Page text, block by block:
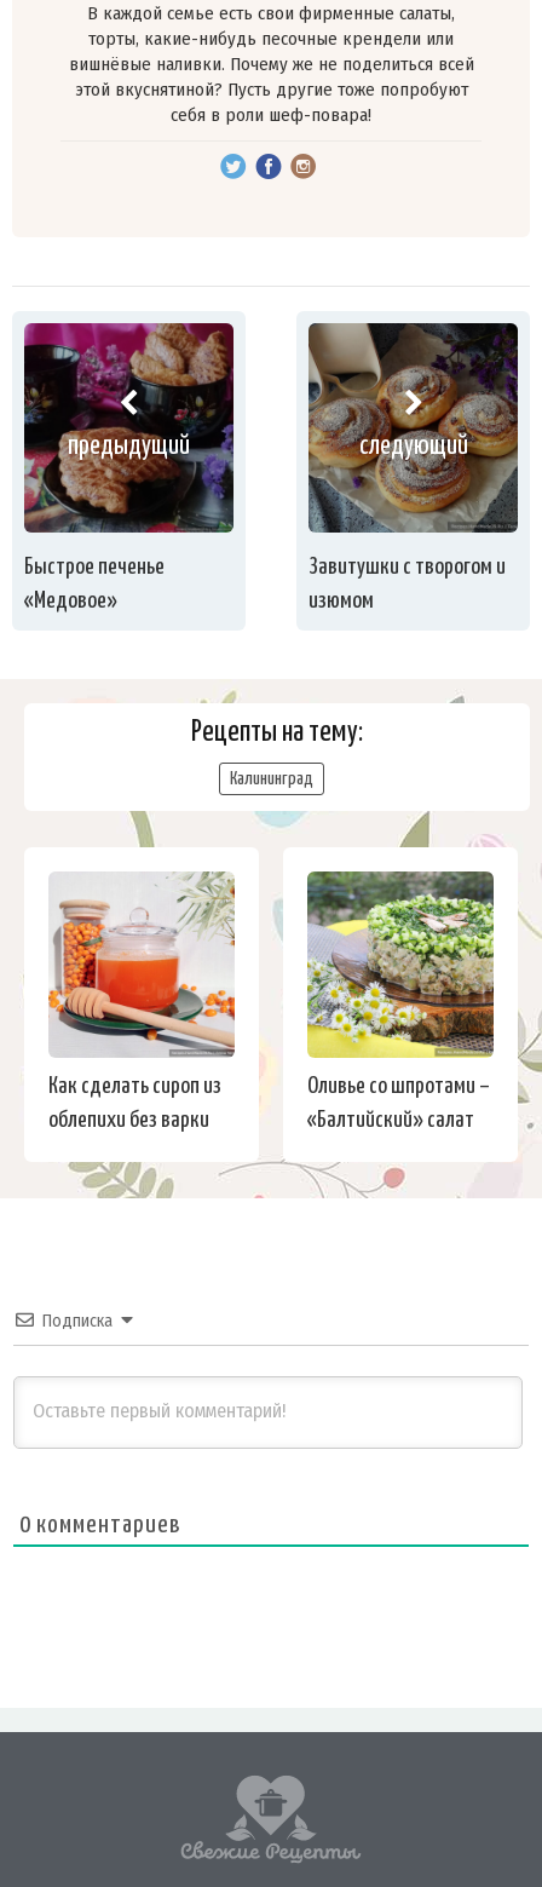
В каждой семье есть свои фирменные салаты,
торты, какие-нибудь песочные крендели или
вишнёвые наливки. Почему же не поделиться всей
этой вкуснятиной? Пусть другие тоже попробуют
себя в роли шеф-повара!
предыдущий
Быстрое печенье
«Медовое»
следующий
Завитушки с творогом и
изюмом
Рецепты на тему:
Калининград
Как сделать сироп из
облепихи без варки
Оливье со шпротами –
«Балтийский» салат
Подписка
0 комментариев